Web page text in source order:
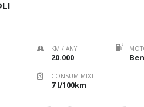
KM / ANY
20.000
CONSUM MIXT
7 l/100km